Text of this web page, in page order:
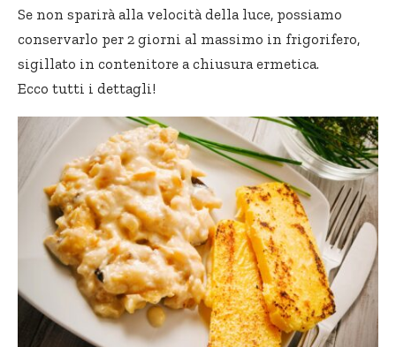
Se non sparirà alla velocità della luce, possiamo
conservarlo per 2 giorni al massimo in frigorifero,
sigillato in contenitore a chiusura ermetica.
Ecco tutti i dettagli!